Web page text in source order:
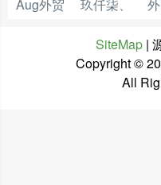
Aug外贸
玖仟柒、
SiteMap |
Copyright ©
All